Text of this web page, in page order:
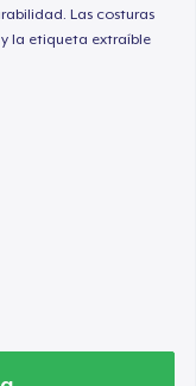
Las costuras
la etiqueta extraíble